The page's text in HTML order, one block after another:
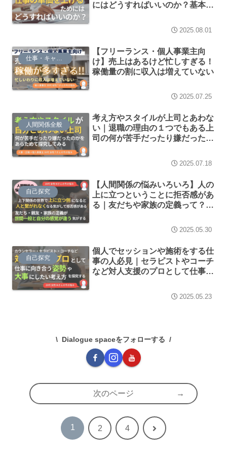
にはどうすればいいのか？基本と
2025.08.01
仕事・キャリア
【フリーランス・個人事業主向
け】売上はあるけど忙しすぎる！
稼働量の割に収入は増えていない
2025.07.25
人間関係全般
考え方やスタイルが上司とあわな
い｜退職の理由の１つでもある上
司の何が苦手だったり嫌だったの
2025.07.18
自己探究
【人間関係の悩みいろいろ】人の
上に立つということに拒否感があ
る｜友だちや家族の定義って？な
2025.05.30
自己探究
個人でセッションや施術をする仕
事の人必見｜セラピストやコーチ
など対人支援のプロとして仕事に
2025.05.23
Dialogue spaceをフォローする
次のページ
1 2 4 次